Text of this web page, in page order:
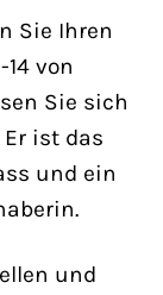
Sie Ihren
von
Sie sich
ist das
und ein
und